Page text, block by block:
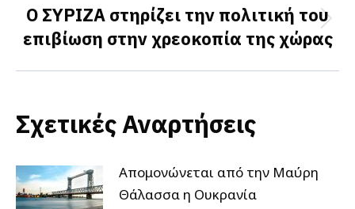
Next
post:
Ο ΣΥΡΙΖΑ στηρίζει την πολιτική του
επιβίωση στην χρεοκοπία της χώρας
Σχετικές Αναρτήσεις
Απομονώνεται από την Μαύρη
Θάλασσα η Ουκρανία